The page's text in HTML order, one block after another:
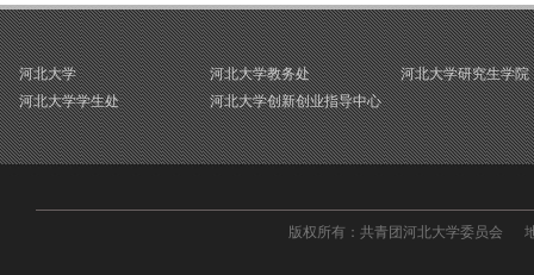
河北大学 河北大学教务处
河北大学研究生学院
河北大学学生处
河北大学创新创业指导中心
版权所有：共青团河北大学委员会